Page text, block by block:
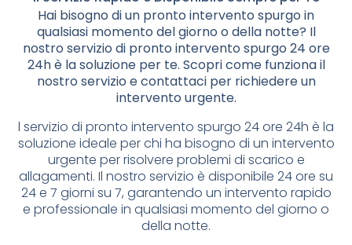
Hai bisogno di un pronto intervento spurgo in
qualsiasi momento del giorno o della notte? Il
nostro servizio di pronto intervento spurgo 24 ore
24h è la soluzione per te. Scopri come funziona il
nostro servizio e contattaci per richiedere un
intervento urgente.
l servizio di pronto intervento spurgo 24 ore 24h è la
soluzione ideale per chi ha bisogno di un intervento
urgente per risolvere problemi di scarico e
allagamenti. Il nostro servizio è disponibile 24 ore su
24 e 7 giorni su 7, garantendo un intervento rapido
e professionale in qualsiasi momento del giorno o
della notte.